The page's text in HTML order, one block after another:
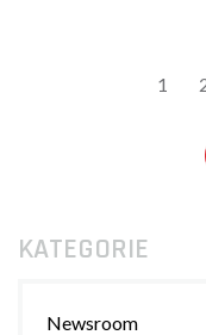
KATEGORIE
Newsroom
1